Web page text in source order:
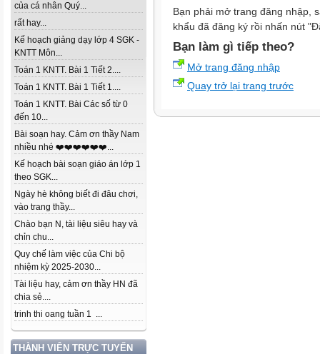
của cá nhân Quý...
rất hay...
Kế hoạch giảng dạy lớp 4 SGK -
KNTT Môn...
Toán 1 KNTT. Bài 1 Tiết 2....
Toán 1 KNTT. Bài 1 Tiết 1....
Toán 1 KNTT. Bài Các số từ 0
đến 10...
Bài soạn hay. Cảm ơn thầy Nam
nhiều nhé ❤️❤️❤️❤️❤️❤️...
Kế hoạch bài soạn giáo án lớp 1
theo SGK...
Ngày hè không biết đi đâu chơi,
vào trang thầy...
Chào bạn N, tài liệu siêu hay và
chỉn chu...
Quy chế làm việc của Chi bộ
nhiệm kỳ 2025-2030...
Tài liệu hay, cảm ơn thầy HN đã
chia sẻ....
trinh thi oang tuần 1 ...
THÀNH VIÊN TRỰC TUYẾN
Bạn phải mở trang đăng nhập,
khẩu đã đăng ký rồi nhấn nút
Bạn làm gì tiếp theo?
Mở trang đăng nhập
Quay trở lại trang trước